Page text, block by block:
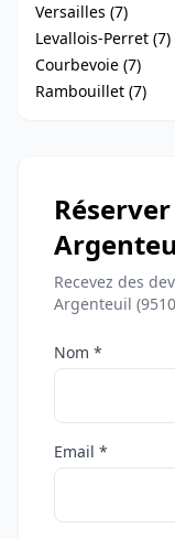
Versailles (7)
Levallois-Perret (7)
Courbevoie (7)
Rambouillet (7)
Recevez des
Argenteuil
Nom *
Email *